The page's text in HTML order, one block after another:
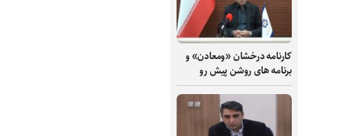
کارنامه درخشان «ومعادن» و
برنامه های روشن پیش رو